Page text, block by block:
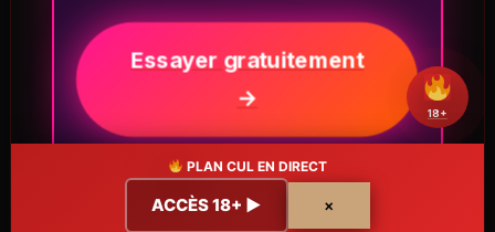
PLAN CUL EN DIRECT
ACCÈS 18+ ▶ ×
18+
Essayer gratuitement
→